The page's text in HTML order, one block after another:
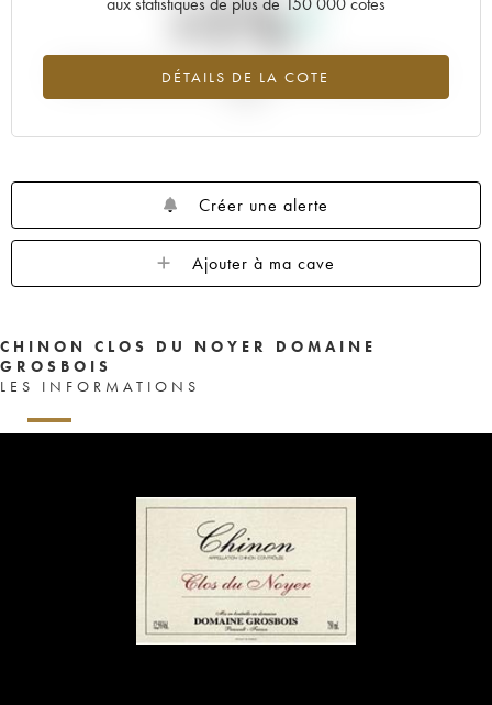
DÉTAILS DE LA COTE
+1%
Tendance à la hausse du millésime 2018 en 2026 par rapport à
Créer une alerte
Ajouter à ma cave
CHINON CLOS DU NOYER DOMAINE
GROSBOIS
LES INFORMATIONS